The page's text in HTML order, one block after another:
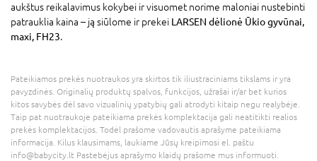
aukštus reikalavimus kokybei ir visuomet norime maloniai nustebinti
patrauklia kaina – ją siūlome ir prekei LARSEN dėlionė Ūkio gyvūnai,
maxi, FH23.
Pateikiamos prekės nuotraukos yra skirtos tik iliustraciniams tikslams ir yra
pavyzdinės. Originalių produktų spalvos, funkcijos, užrašai ir/ar bet kurios
kitos savybės dėl savo vizualinių ypatybių gali atrodyti kitaip negu realybėje.
Taip pat nuotraukoje pateikiama prekės komplektacija gali neatitikti realios
prekės komplektacijos. Todėl prašome vadovautis aprašyme pateikiama
informacija. Kilus klausimams, laukiame Jūsų kreipimosi el. paštu
info@babycity.lt Pastebėjus aprašymo klaidų prašome mus informuoti.